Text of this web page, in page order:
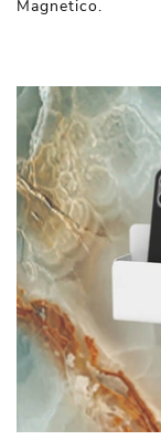
Magnetico.